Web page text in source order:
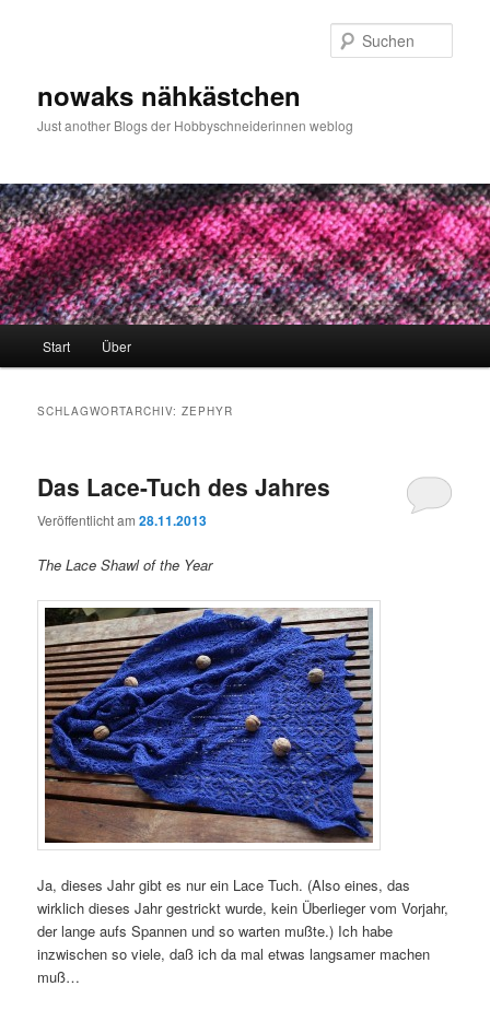
nowaks nähkästchen
Just another Blogs der Hobbyschneiderinnen weblog
Start Über
SCHLAGWORTARCHIV:ZEPHYR
Das Lace-Tuch des Jahres
Veröffentlicht am28.11.2013
The Lace Shawl of the Year
Ja, dieses Jahr gibt es nur ein Lace Tuch. (Also eines, das
wirklich dieses Jahr gestrickt wurde, kein Überlieger vom Vorjahr,
der lange aufs Spannen und so warten mußte.) Ich habe
inzwischen so viele, daß ich da mal etwas langsamer machen
muß…